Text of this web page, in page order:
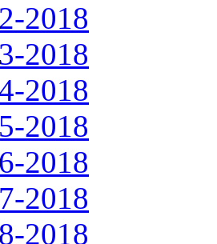
2018
2018
2018
2018
2018
2018
2018